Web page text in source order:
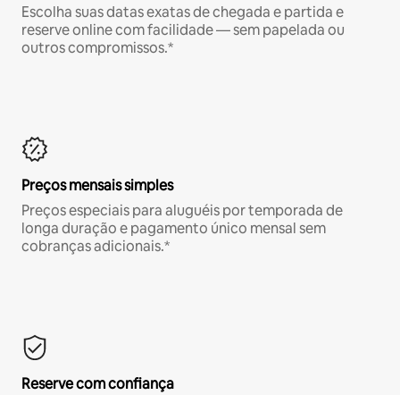
Escolha suas datas exatas de chegada e partida e
reserve online com facilidade — sem papelada ou
outros compromissos.*
Preços mensais simples
Preços especiais para aluguéis por temporada de
longa duração e pagamento único mensal sem
cobranças adicionais.*
Reserve com confiança